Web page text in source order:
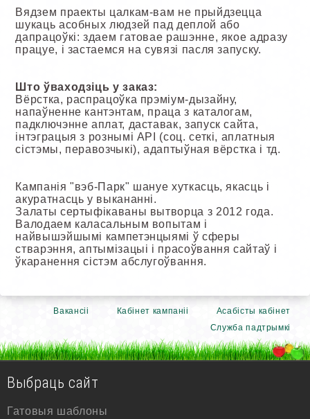
Вядзем праекты цалкам-вам не прыйдзецца
шукаць асобных людзей пад деплой або
дапрацоўкі: здаем гатовае рашэнне, якое адразу
працуе, і застаемся на сувязі пасля запуску.
Што ўваходзіць у заказ:
Вёрстка, распрацоўка прэміум-дызайну,
напаўненне кантэнтам, праца з каталогам,
падключэнне аплат, даставак, запуск сайта,
інтэграцыя з рознымі API (соц. сеткі, аплатныя
сістэмы, перавозчыкі), адаптыўная вёрстка і тд.
Кампанія "вэб-Парк" шануе хуткасць, якасць і
акуратнасць у выкананні.
Залаты сертыфікаваны вытворца з 2012 года.
Валодаем каласальным вопытам і
найвышэйшымі кампетэнцыямі ў сферы
стварэння, аптымізацыі і прасоўвання сайтаў і
ўкаранення сістэм абслугоўвання.
Вакансіі Кабінет кампаніі
Асабісты кабінет
Служба падтрымкі
Выбраць сайт
Гатовыя шаблоны